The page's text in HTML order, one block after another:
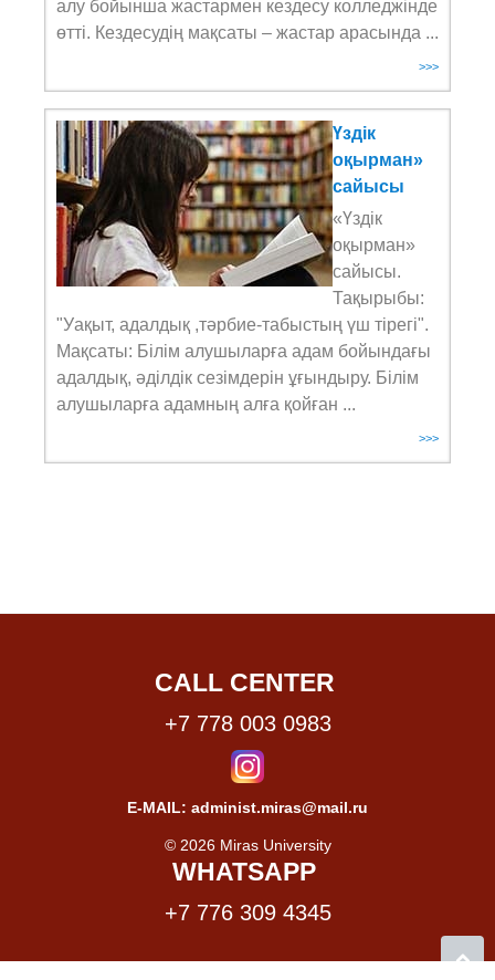
алу бойынша жастармен кездесу колледжінде
өтті. Кездесудің мақсаты – жастар арасында ...
>>>
Үздік
оқырман»
сайысы
«Үздік
оқырман»
сайысы.
Тақырыбы:
"Уақыт, адалдық ,тәрбие-табыстың үш тірегі".
Мақсаты: Білім алушыларға адам бойындағы
адалдық, әділдік сезімдерін ұғындыру. Білім
алушыларға адамның алға қойған ...
>>>
CALL CENTER
+7 778 003 0983
E-MAIL: administ.miras@mail.ru
© 2026 Miras University
WHATSAPP
+7 776 309 4345